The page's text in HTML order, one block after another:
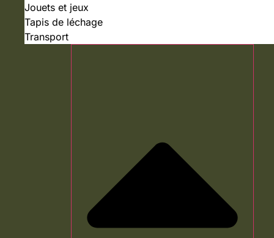
Jouets et jeux
Tapis de léchage
Transport